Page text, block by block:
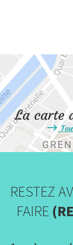
La carte
RESTEZ
FAIRE